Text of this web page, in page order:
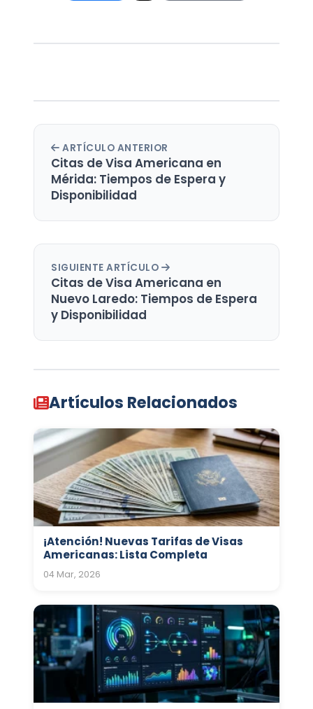
ARTÍCULO ANTERIOR
Citas de Visa Americana en
Mérida: Tiempos de Espera y
Disponibilidad
SIGUIENTE ARTÍCULO
Citas de Visa Americana en
Nuevo Laredo: Tiempos de Espera
y Disponibilidad
Artículos Relacionados
¡Atención! Nuevas Tarifas de Visas
Americanas: Lista Completa
04 Mar, 2026